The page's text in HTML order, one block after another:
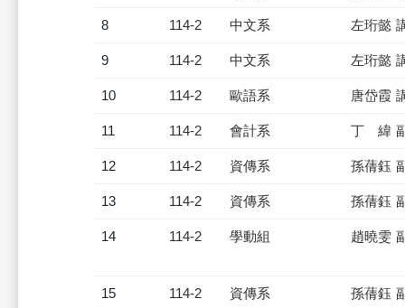
8 114-2 中文系 左珩懿
9 114-2 中文系 左珩懿
10 114-2 歐語系 唐岱霞
11 114-2 會計系 丁 緯
12 114-2 資傳系 孫蒨鈺
13 114-2 資傳系 孫蒨鈺
14 114-2 學動組 趙曉雯
15 114-2 資傳系 孫蒨鈺